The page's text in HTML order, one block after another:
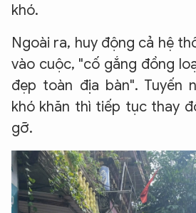
khó.
Ngoài ra, huy động cả hệ
vào cuộc, "cố gắng đồng
đẹp toàn địa bàn". Tuyến
khó khăn thì tiếp tục thay
gỡ.